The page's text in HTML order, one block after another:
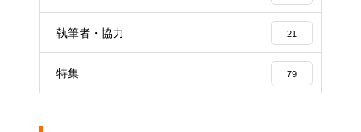
執筆者・協力 21
特集 79